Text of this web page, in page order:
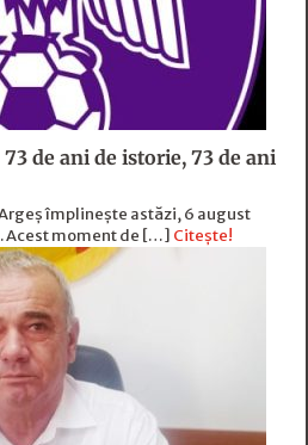
de ani de istorie, 73 de ani
Argeș împlinește astăzi, 6 august
Acest moment de […] Citește!